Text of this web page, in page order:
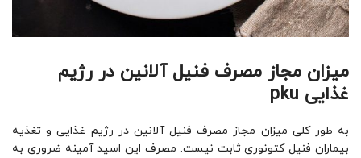
میزان مجاز مصرف فنیل آلانین در رژیم
غذایی pku
به طور کلی میزان مجاز مصرف فنیل آلانین در رژیم غذایی و تغذیه
بیماران فنیل کتونوری ثابت نیست. مصرف این اسید ‌آمینه ضروری به